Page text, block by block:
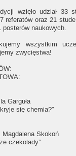
wzięło udział 33
referatów oraz 21
posterów naukowych.
wszystkim
zwycięstwa!
Garguła
się chemia?”
Magdalena Skokoń
czekolady”